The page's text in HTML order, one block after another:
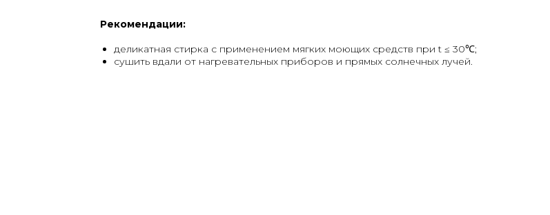
Рекомендации:
деликатная стирка с применением мягких моющих средств при t ≤ 30℃;
сушить вдали от нагревательных приборов и прямых солнечных лучей.